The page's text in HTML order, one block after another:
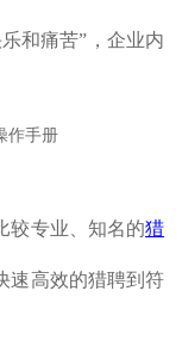
和痛苦”，企业内
较专业、知名的猎
速高效的猎聘到符